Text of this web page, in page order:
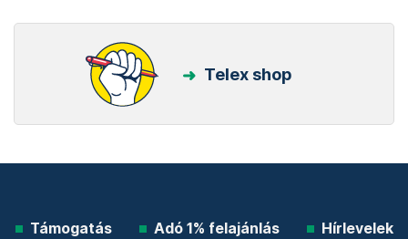
Telex shop
Támogatás Adó 1% felajánlás Hírlevelek